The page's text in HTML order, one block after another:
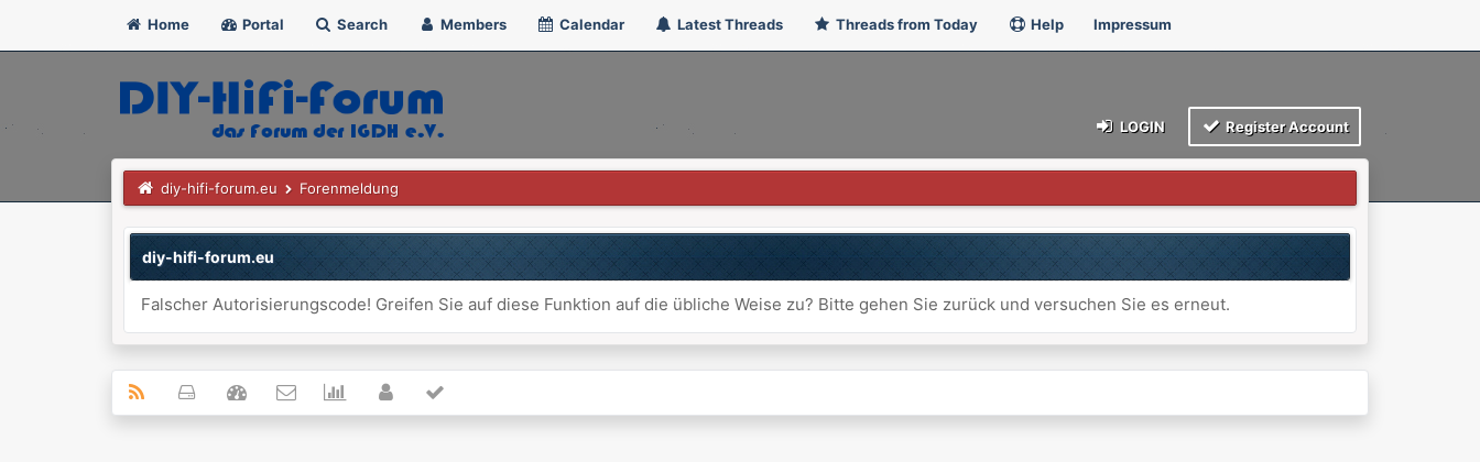
Home Portal Search Members Calendar Latest Threads Threads from Today Help Impressum
LOGIN Register Account
diy-hifi-forum.eu Forenmeldung
diy-hifi-forum.eu
Falscher Autorisierungscode! Greifen Sie auf diese Funktion auf die übliche Weise zu? Bitte gehen Sie zurück und versuchen Sie es erneut.